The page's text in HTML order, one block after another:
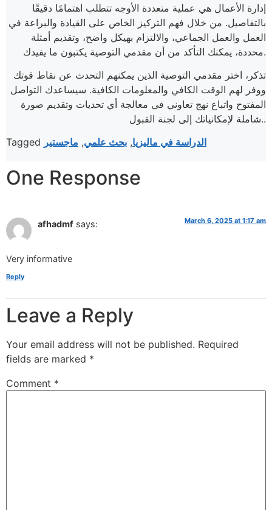
إدارة الأعمال هي عملية متعددة الأوجه تتطلب اهتمامًا دقيقًا
بالتفاصيل. من خلال فهم التركيز الخاص على القيادة والبراعة في
العمل والعمل الجماعي، والالتزام بهيكل واضح، وتقديم أمثلة
محددة، يمكنك التأكد من أن مقدمي التوصية يكتبون ما يفيدك.
تذكر، اختر مقدمي التوصية الذين يمكنهم التحدث عن نقاط قوتك
ووفر لهم الوقت الكافي والمعلومات الكافية. سيساعدك التواصل
المفتوح واتباع نهج تعاوني في معالجة أي تحديات وتقديم صورة
شاملة لإمكانياتك إلى لجنة القبول..
Tagged
الدراسة في ماليزيا, بحث علمي, ماجستير
One Response
afhadmf says: March 6, 2025 at 1:17 am
Very informative
Reply
Leave a Reply
Your email address will not be published. Required
fields are marked *
Comment *